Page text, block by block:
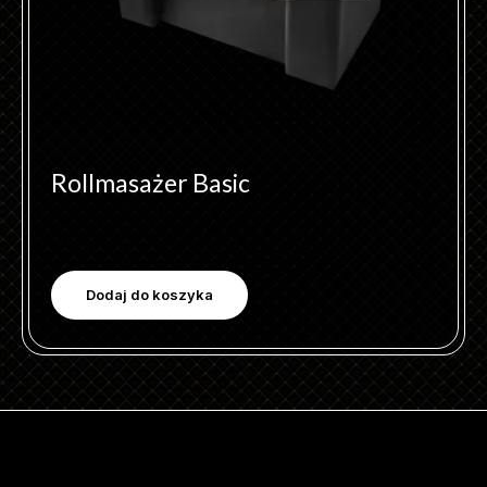
Rollmasażer Basic
Dodaj do koszyka